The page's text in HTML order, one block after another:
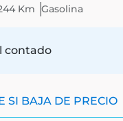
Km Gasolina
contado
SI BAJA DE PRECIO